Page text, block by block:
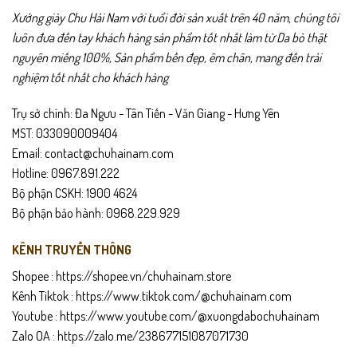
Xưởng giày Chu Hải Nam với tuổi đời sản xuất trên 40 năm, chúng tôi
luôn đưa đến tay khách hàng sản phẩm tốt nhất làm từ Da bò thật
nguyên miếng 100%, Sản phẩm bền đẹp, êm chân, mang đến trải
nghiệm tốt nhất cho khách hàng
Trụ sở chính: Đa Ngưu - Tân Tiến - Văn Giang - Hưng Yên
MST: 033090009404
Email: contact@chuhainam.com
Hotline: 0967.891.222
Bộ phận CSKH: 1900 4624
Bộ phận bảo hành: 0968.229.929
KÊNH TRUYỀN THÔNG
Shopee : https://shopee.vn/chuhainam.store
Kênh Tiktok : https://www.tiktok.com/@chuhainam.com
Youtube : https://www.youtube.com/@xuongdabochuhainam
Zalo OA : https://zalo.me/238677151087071730